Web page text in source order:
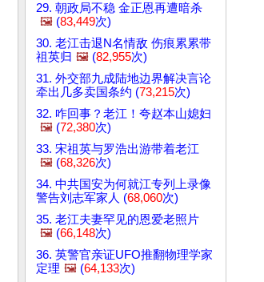
29. 朝政局不稳 金正恩再遭暗杀
🖼️ (83,449次)
30. 老江击退N名情敌 伤痕累累带
祖英归 🖼️ (82,955次)
31. 外交部九成陆地边界解决言论
牵出几多卖国条约 (73,215次)
32. 咋回事？老江！夸赵本山媳妇
🖼️ (72,380次)
33. 宋祖英与罗浩出游带着老江
🖼️ (68,326次)
34. 中共国安为何就江专列上录像
警告刘志军家人 (68,060次)
35. 老江夫妻罕见的恩爱老照片
🖼️ (66,148次)
36. 英警官亲证UFO推翻物理学家
定理 🖼️ (64,133次)